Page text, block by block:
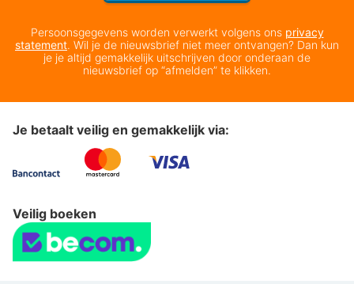
Persoonsgegevens worden verwerkt volgens ons privacy
statement. Wil je de nieuwsbrief niet meer ontvangen? Dan kun
je je altijd gemakkelijk uitschrijven door onderaan de
nieuwsbrief op “afmelden” te klikken.
Je betaalt veilig en gemakkelijk via:
Veilig boeken